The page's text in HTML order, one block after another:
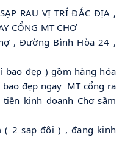
RAU VỊ TRÍ ĐẮC ĐỊA ,
CỔNG MT CHỢ
, Đường Bình Hòa 24 ,
bao đẹp ) gồm hàng hóa
đẹp ngay MT cổng ra
kinh doanh Chợ sầm
( 2 sạp đôi ) , đang kinh